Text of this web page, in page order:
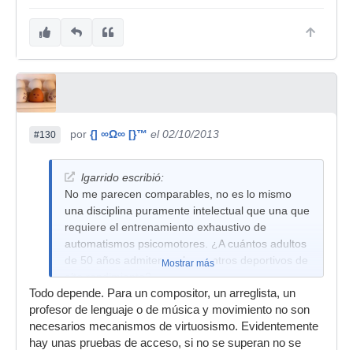
#130 por {] ∞Ω∞ [}™ el 02/10/2013
lgarrido escribió:
No me parecen comparables, no es lo mismo
una disciplina puramente intelectual que una que
requiere el entrenamiento exhaustivo de
automatismos psicomotores. ¿A cuántos adultos
de 50 años admiten en los centros deportivos de
alto rendimiento?
Mostrar más
Todo depende. Para un compositor, un arreglista, un
profesor de lenguaje o de música y movimiento no son
necesarios mecanismos de virtuosismo. Evidentemente
hay unas pruebas de acceso, si no se superan no se